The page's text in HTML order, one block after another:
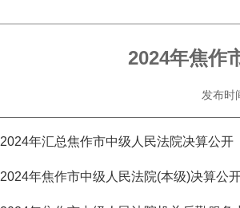
2024年焦作
发布时
2024年汇总焦作市中级人民法院决算公开
2024年焦作市中级人民法院(本级)决算公